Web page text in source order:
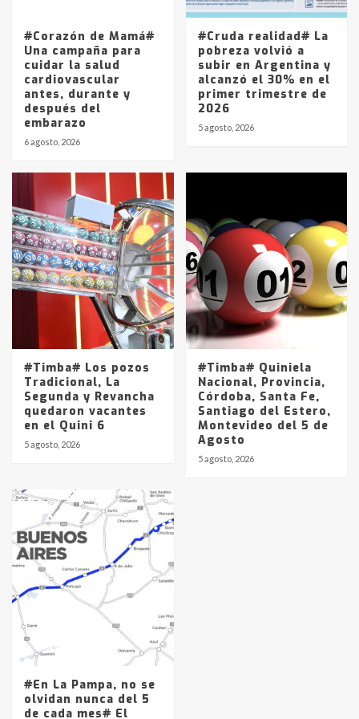
entre 857 a 1338 pesos
#Corazón de Mamá#
Una campaña para
cuidar la salud
cardiovascular
antes, durante y
después del
embarazo
6 agosto, 2026
#Cruda realidad# La
pobreza volvió a
subir en Argentina y
alcanzó el 30% en el
primer trimestre de
2026
5 agosto, 2026
#Timba# Los pozos
Tradicional, La
Segunda y Revancha
quedaron vacantes
en el Quini 6
5 agosto, 2026
#Timba# Quiniela
Nacional, Provincia,
Córdoba, Santa Fe,
Santiago del Estero,
Montevideo del 5 de
Agosto
5 agosto, 2026
#En La Pampa, no se
olvidan nunca del 5
de cada mes# El